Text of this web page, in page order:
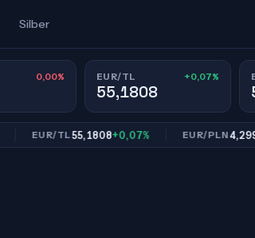
Silber
0,00% EUR/TL +0,07%
55,1808
EUR/TL55,1808+0,07% EUR/PLN4,2993